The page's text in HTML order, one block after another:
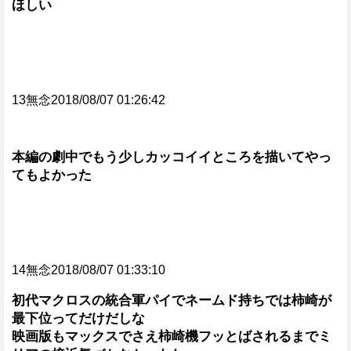
ほしい
13無念2018/08/07 01:26:42
本編の劇中でもう少しカッコイイところを描いてやっ
てもよかった
14無念2018/08/07 01:33:10
初代マクロスの統合軍パイでネームド持ちでは柿崎が
最下位ってだけだしな
映画版もマックスでさえ柿崎機フッとばされるまでミ